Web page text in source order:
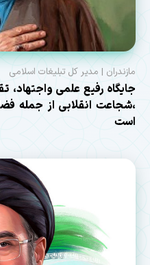
مازندران | مدیر کل تبلیغات اسلامی
جایگاه رفیع علمی
،شجاعت انقلابی از جمله
است